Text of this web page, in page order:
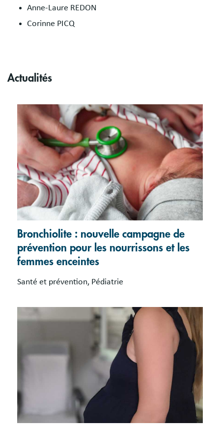
Anne-Laure REDON
Corinne PICQ
Actualités
Bronchiolite : nouvelle campagne de
prévention pour les nourrissons et les
femmes enceintes
Santé et prévention, Pédiatrie